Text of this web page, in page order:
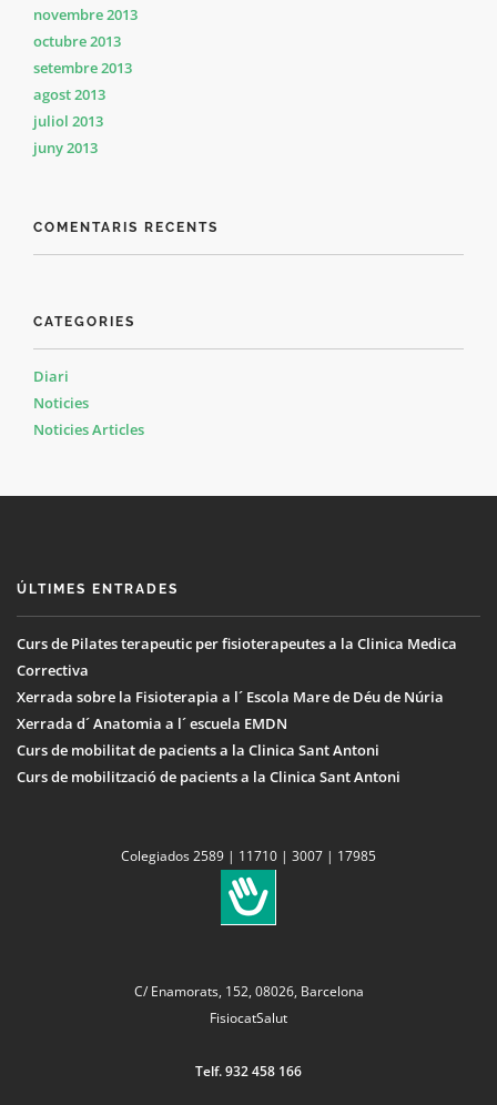
novembre 2013
octubre 2013
setembre 2013
agost 2013
juliol 2013
juny 2013
COMENTARIS RECENTS
CATEGORIES
Diari
Noticies
Noticies Articles
ÚLTIMES ENTRADES
Curs de Pilates terapeutic per fisioterapeutes a la Clinica Medica
Correctiva
Xerrada sobre la Fisioterapia a l´ Escola Mare de Déu de Núria
Xerrada d´ Anatomia a l´ escuela EMDN
Curs de mobilitat de pacients a la Clinica Sant Antoni
Curs de mobilització de pacients a la Clinica Sant Antoni
Colegiados 2589 | 11710 | 3007 | 17985
C/ Enamorats, 152, 08026, Barcelona
FisiocatSalut
Telf. 932 458 166